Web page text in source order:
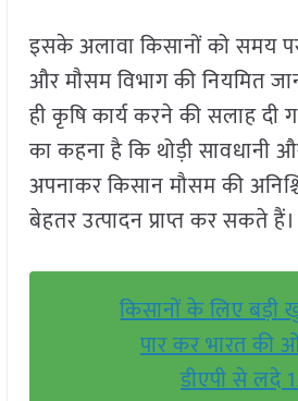
इसके अलावा किसानों को समय
और मौसम विभाग की नियमित
ही कृषि कार्य करने की सलाह दी
का कहना है कि थोड़ी सावधानी
अपनाकर किसान मौसम की
बेहतर उत्पादन प्राप्त कर सकते हैं।
किसानों के लिए बड़ी
पार कर भारत की
डीएपी से लदे